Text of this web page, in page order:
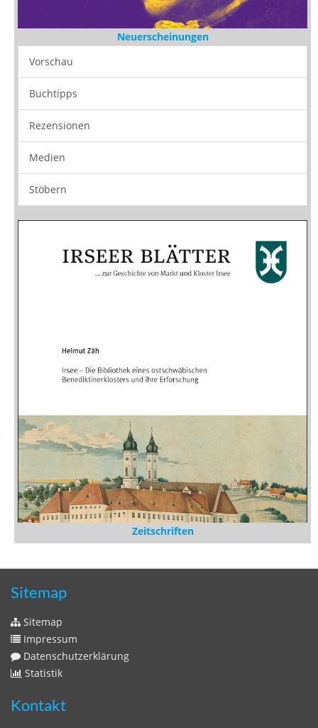
Neuerscheinungen
Vorschau
Buchtipps
Rezensionen
Medien
Stöbern
Zeitschriften
Sitemap
Sitemap
Impressum
Datenschutzerklärung
Statistik
Kontakt